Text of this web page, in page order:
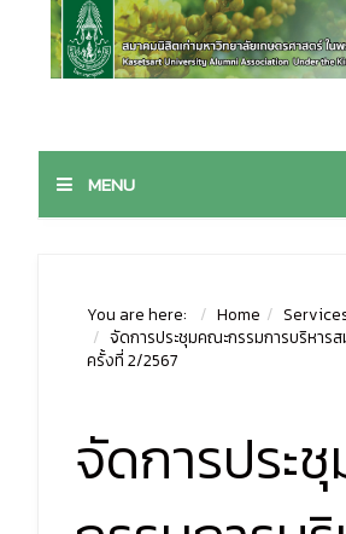
MENU
You are here: Home
จัดการประชุมคณะกรรมการบริหาร
ครั้งที่ 2/2567
จัดการประ